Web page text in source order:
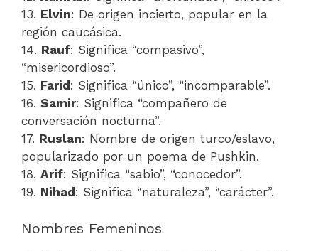
13. Elvin: De origen incierto, popular en la
región caucásica.
14. Rauf: Significa “compasivo”,
“misericordioso”.
15. Farid : Significa “único”, “incomparable”.
16. Samir: Significa “compañero de
conversación nocturna”.
17. Ruslan: Nombre de origen turco/eslavo,
popularizado por un poema de Pushkin.
18. Arif: Significa “sabio”, “conocedor”.
19. Nihad : Significa “naturaleza”, “carácter”.
Nombres Femeninos